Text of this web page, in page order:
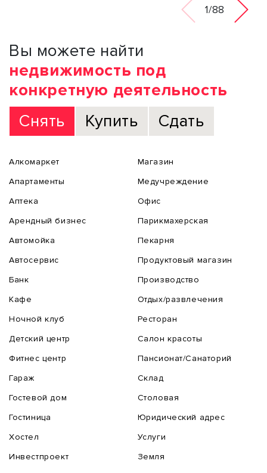
1/88
Вы можете найти
недвижимость под
конкретную деятельность
Снять
Купить Сдать
Алкомаркет
Апартаменты
Аптека
Арендный бизнес
Автомойка
Автосервис
Банк
Кафе
Ночной клуб
Детский центр
Фитнес центр
Гараж
Гостевой дом
Гостиница
Хостел
Инвестпроект
Магазин
Медучреждение
Офис
Парикмахерская
Пекарня
Продуктовый магазин
Производство
Отдых/развлечения
Ресторан
Салон красоты
Пансионат/Санаторий
Склад
Столовая
Юридический адрес
Услуги
Земля